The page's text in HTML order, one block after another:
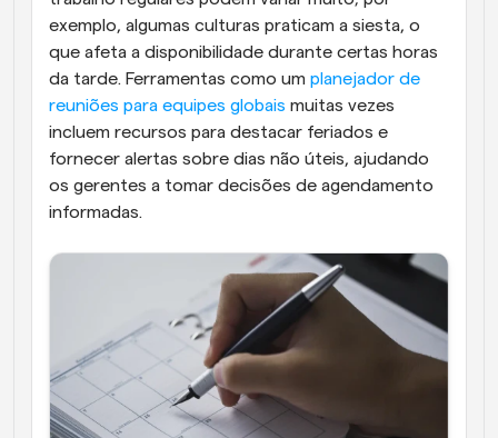
exemplo, algumas culturas praticam a siesta, o
que afeta a disponibilidade durante certas horas
da tarde. Ferramentas como um planejador de
reuniões para equipes globais muitas vezes
incluem recursos para destacar feriados e
fornecer alertas sobre dias não úteis, ajudando
os gerentes a tomar decisões de agendamento
informadas.